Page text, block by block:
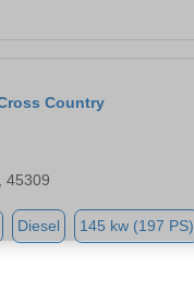
Country
45309
Diesel 145 kw (197 PS)